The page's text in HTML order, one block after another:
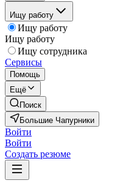
Ищу работу
Ищу работу
Ищу работу
Ищу сотрудника
Сервисы
Помощь
Ещё
Поиск
Большие Чапурники
Войти
Войти
Создать резюме